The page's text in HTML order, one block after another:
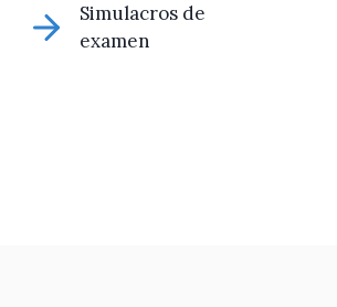
Simulacros de
examen